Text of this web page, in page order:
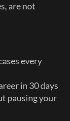
are not
every
in 30 days
pausing your